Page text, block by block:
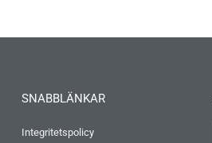
SNABBLÄNKAR
Integritetspolicy